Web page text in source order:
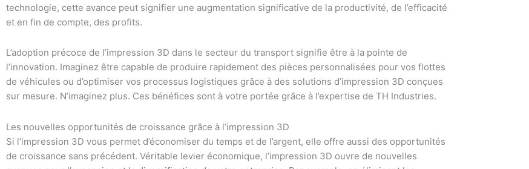
technologie, cette avance peut signifier une augmentation significative de la productivité, de l’efficacité
et en fin de compte, des profits.
L’adoption précoce de l’impression 3D dans le secteur du transport signifie être à la pointe de
l’innovation. Imaginez être capable de produire rapidement des pièces personnalisées pour vos flottes
de véhicules ou d’optimiser vos processus logistiques grâce à des solutions d’impression 3D conçues
sur mesure. N’imaginez plus. Ces bénéfices sont à votre portée grâce à l’expertise de TH Industries.
Les nouvelles opportunités de croissance grâce à l’impression 3D
Si l’impression 3D vous permet d’économiser du temps et de l’argent, elle offre aussi des opportunités
de croissance sans précédent. Véritable levier économique, l’impression 3D ouvre de nouvelles